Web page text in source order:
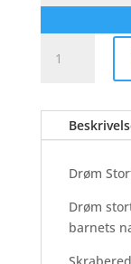
Stort
Navn
Wallsticker
Drøm
Drøm
barnets